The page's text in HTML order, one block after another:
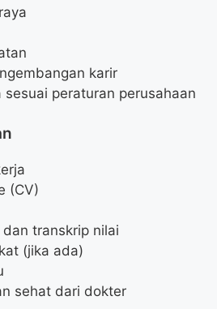
karir
sesuai peraturan perusahaan
(CV)
transkrip nilai
(jika ada)
sehat dari dokter